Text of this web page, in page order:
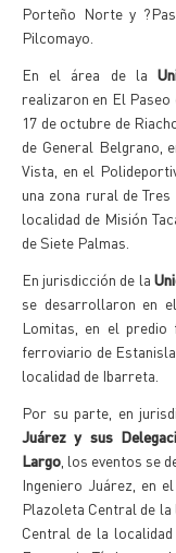
Porteño Norte y
Pilcomayo.
En el área de la
realizaron en El Paseo
17 de octubre de
de General Belgrano,
Vista, en el
una zona rural de
localidad de Misión
de Siete Palmas.
En jurisdicción de la
se desarrollaron en
Lomitas, en el
ferroviario de
localidad de Ibarreta.
Por su parte, en
Juárez y sus
Largo , los eventos se
Ingeniero Juárez, en
Plazoleta Central de
Central de la